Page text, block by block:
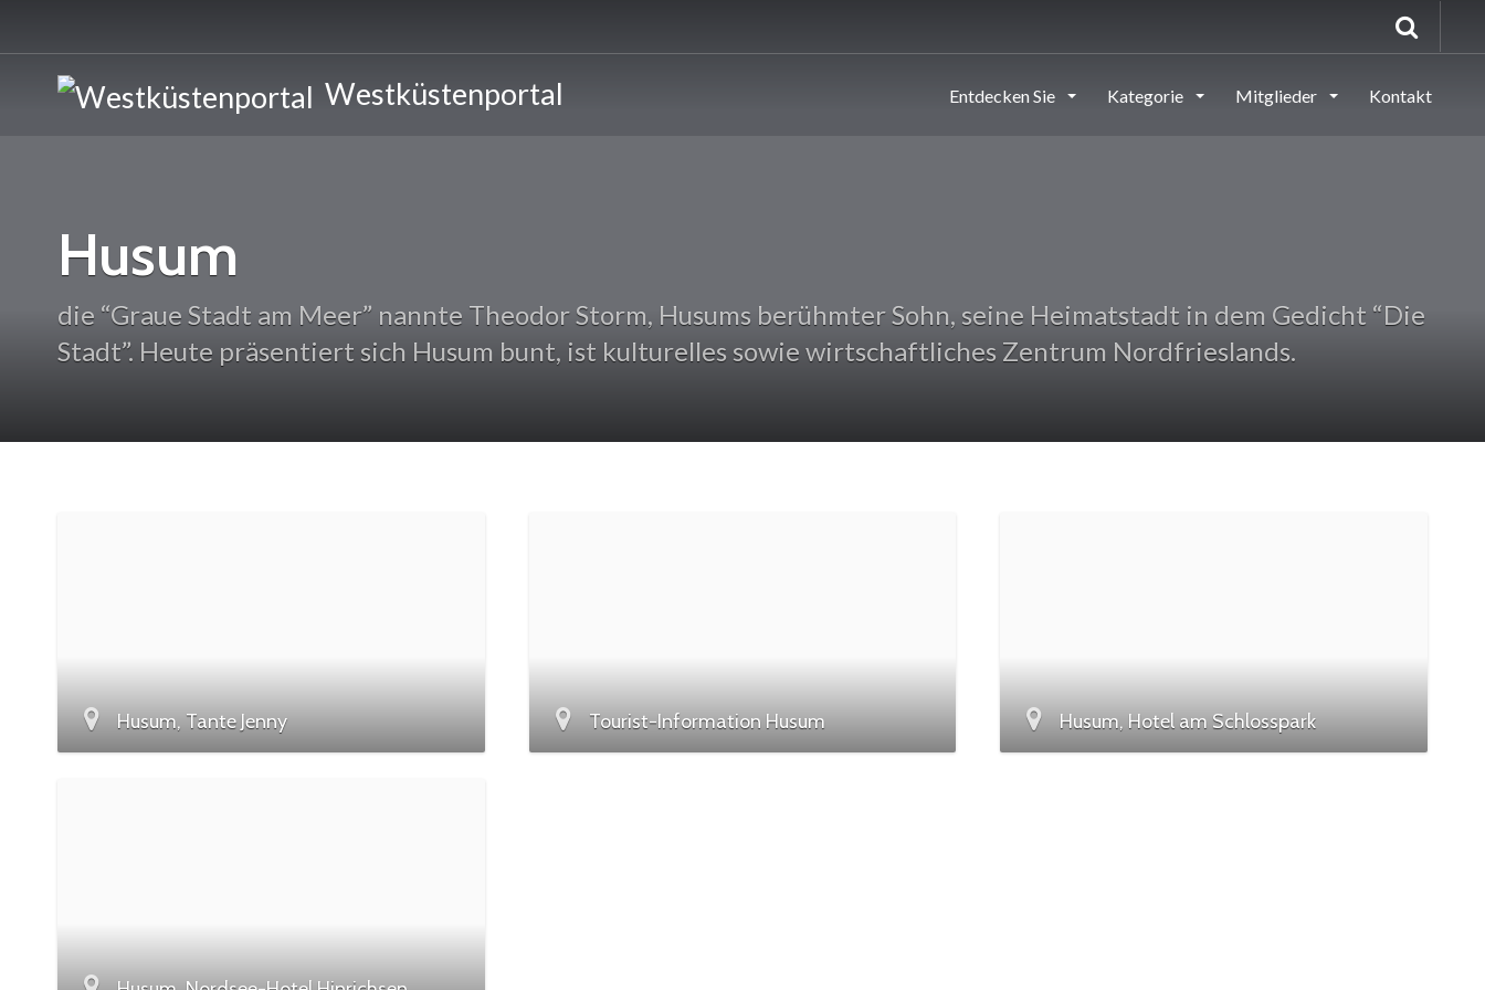
Westküstenportal Entdecken Sie Kategorie Mitglieder Kontakt
Husum
die “Graue Stadt am Meer” nannte Theodor Storm, Husums berühmter Sohn, seine Heimatstadt in dem Gedicht “Die
Stadt”. Heute präsentiert sich Husum bunt, ist kulturelles sowie wirtschaftliches Zentrum Nordfrieslands.
Husum, Tante Jenny Tourist-Information Husum Husum, Hotel am Schlosspark